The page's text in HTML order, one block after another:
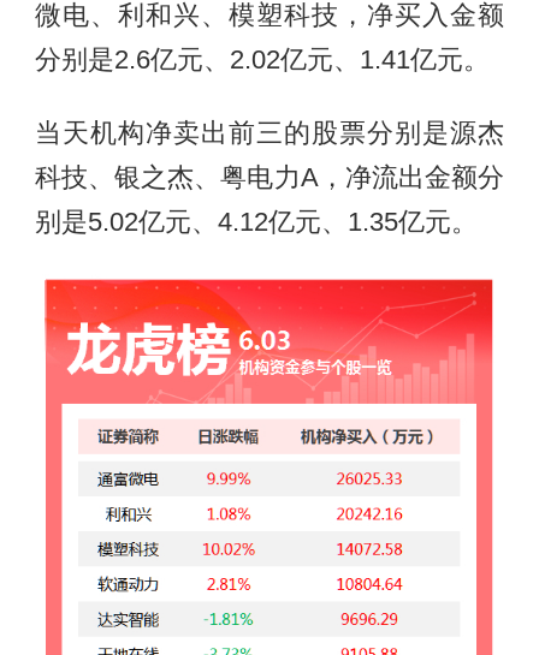
微电、利和兴、模塑科技，净买入金额
分别是2.6亿元、2.02亿元、1.41亿元。
当天机构净卖出前三的股票分别是源杰
科技、银之杰、粤电力A，净流出金额分
别是5.02亿元、4.12亿元、1.35亿元。